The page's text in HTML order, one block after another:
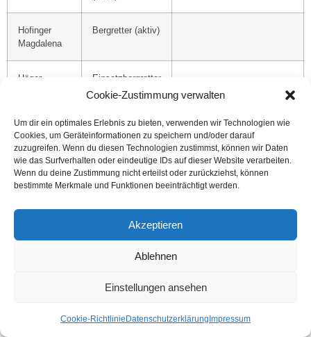
Cookie-Zustimmung verwalten
Um dir ein optimales Erlebnis zu bieten, verwenden wir Technologien wie
Cookies, um Geräteinformationen zu speichern und/oder darauf
zuzugreifen. Wenn du diesen Technologien zustimmst, können wir Daten
wie das Surfverhalten oder eindeutige IDs auf dieser Website verarbeiten.
Wenn du deine Zustimmung nicht erteilst oder zurückziehst, können
bestimmte Merkmale und Funktionen beeinträchtigt werden.
Akzeptieren
Ablehnen
Einstellungen ansehen
Cookie-Richtlinie Datenschutzerklärung Impressum
Hofinger
Magdalena
Bergretter (aktiv)
Höger
Einsatzbergretter
(aktiv)
Isser Markus
Einsatzbergretter
(aktiv)
Einsatzleiter,
Ortsstellenleiter-
Stellvertreter, Sanitätswart
Kalkschmid
Einsatzbergretter
Alpinpeer
Anwärter (aktiv)